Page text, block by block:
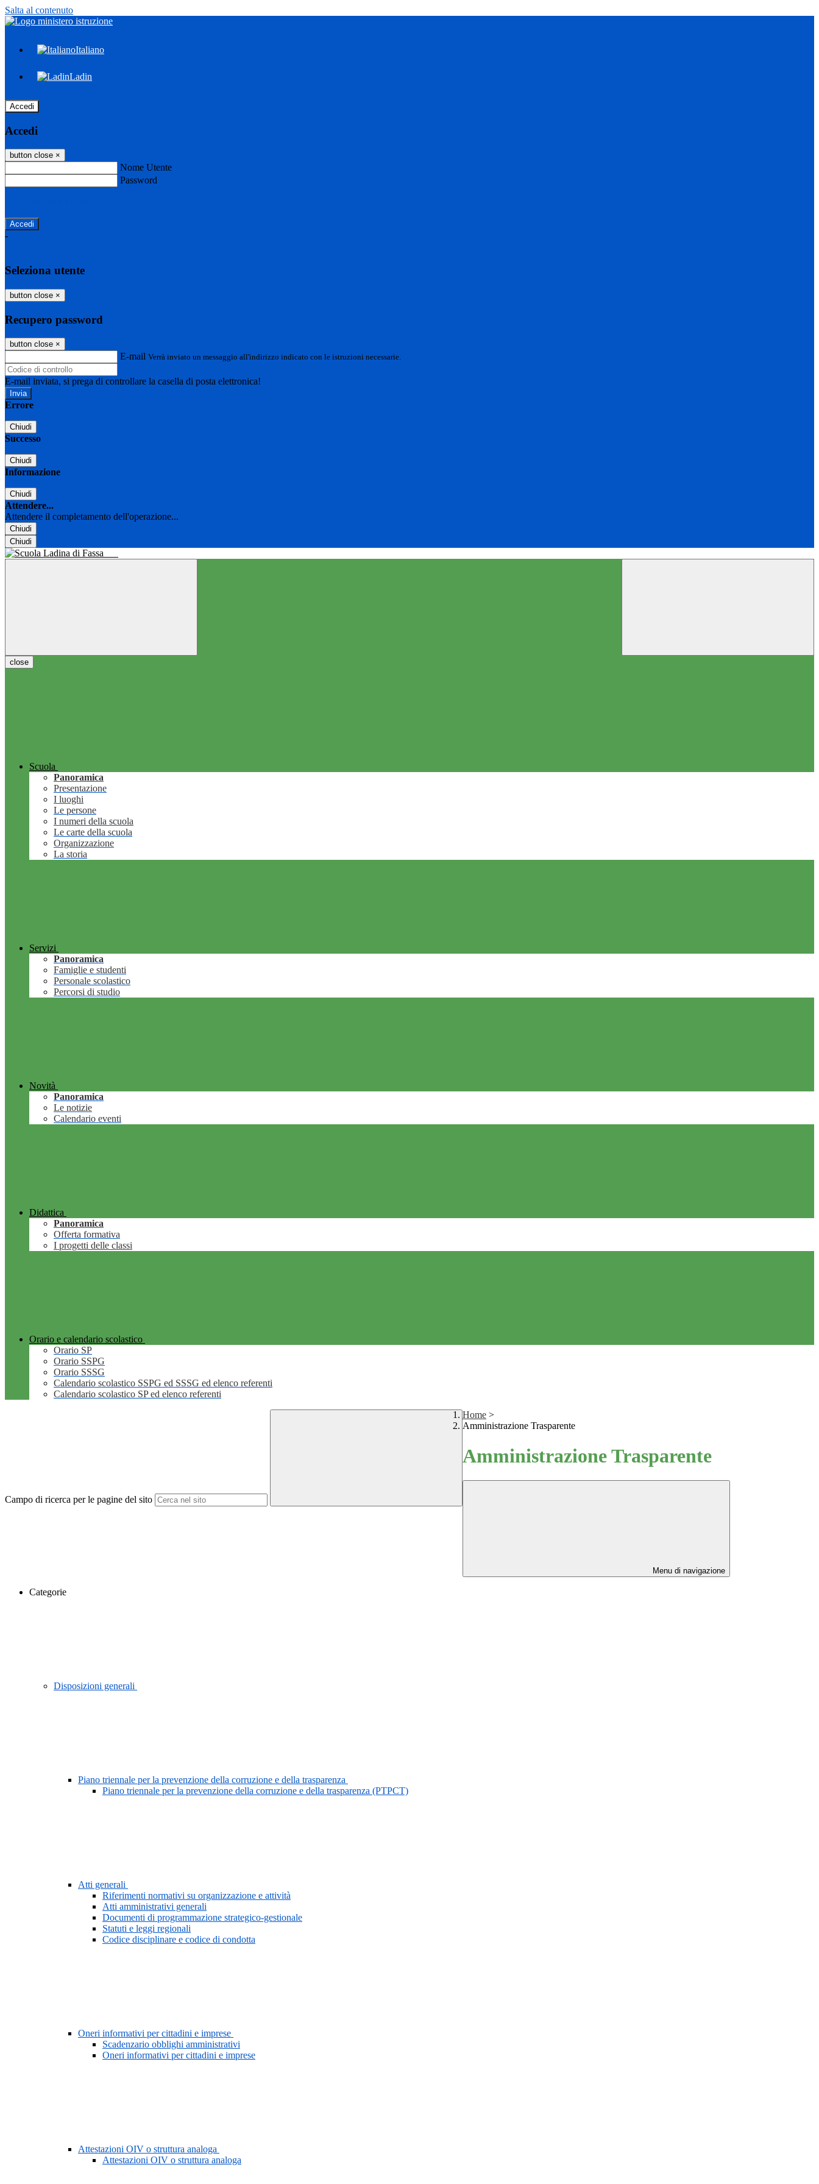
Salta al contenuto
Italiano
Ladin
Accedi
Accedi
button close ×
Nome Utente
Password
-
Seleziona utente
button close ×
Recupero password
button close ×
E-mail Verrà inviato un messaggio all'indirizzo indicato con le istruzioni necessarie.
E-mail inviata, si prega di controllare la casella di posta elettronica!
Errore
Chiudi
Successo
Chiudi
Informazione
Chiudi
Attendere...
Attendere il completamento dell'operazione...
Chiudi
Chiudi
close
Scuola
Panoramica
Presentazione
I luoghi
Le persone
I numeri della scuola
Le carte della scuola
Organizzazione
La storia
Servizi
Panoramica
Famiglie e studenti
Personale scolastico
Percorsi di studio
Novità
Panoramica
Le notizie
Calendario eventi
Didattica
Panoramica
Offerta formativa
I progetti delle classi
Orario e calendario scolastico
Orario SP
Orario SSPG
Orario SSSG
Calendario scolastico SSPG ed SSSG ed elenco referenti
Calendario scolastico SP ed elenco referenti
Campo di ricerca per le pagine del sito
Home >
Amministrazione Trasparente
Amministrazione Trasparente
Menu di navigazione
Categorie
Disposizioni generali
Piano triennale per la prevenzione della corruzione e della trasparenza
Piano triennale per la prevenzione della corruzione e della trasparenza (PTPCT)
Atti generali
Riferimenti normativi su organizzazione e attività
Atti amministrativi generali
Documenti di programmazione strategico-gestionale
Statuti e leggi regionali
Codice disciplinare e codice di condotta
Oneri informativi per cittadini e imprese
Scadenzario obblighi amministrativi
Oneri informativi per cittadini e imprese
Attestazioni OIV o struttura analoga
Attestazioni OIV o struttura analoga